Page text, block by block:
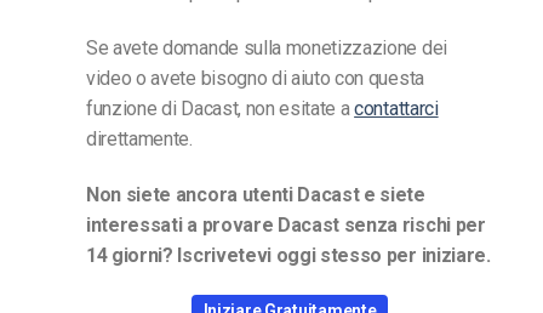
Se avete domande sulla monetizzazione dei
video o avete bisogno di aiuto con questa
funzione di Dacast, non esitate acontattarci
direttamente.
Non siete ancora utenti Dacast e siete
interessati a provare Dacast senza rischi per
14 giorni? Iscrivetevi oggi stesso per iniziare.